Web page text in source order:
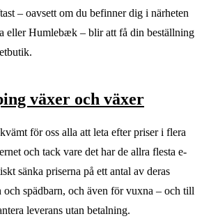
– oavsett om du befinner dig i närheten
eller Humlebæk – blir att få din beställning
växer och växer
för oss alla att leta efter priser i flera
och tack vare det har de allra flesta e-
sänka priserna på ett antal av deras
spädbarn, och även för vuxna – och till
leverans utan betalning.